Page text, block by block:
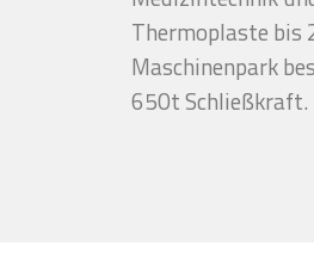
Thermoplaste bis
Maschinenpark
650t Schließkraft.